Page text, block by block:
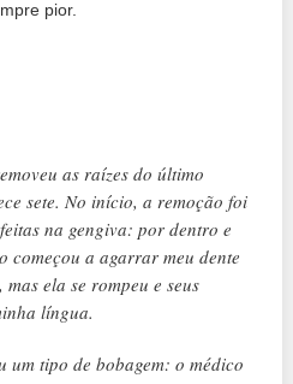
pior.
as raízes do último
sete. No início, a remoção foi
na gengiva: por dentro e
a agarrar meu dente
ela se rompeu e seus
língua.
um tipo de bobagem: o médico